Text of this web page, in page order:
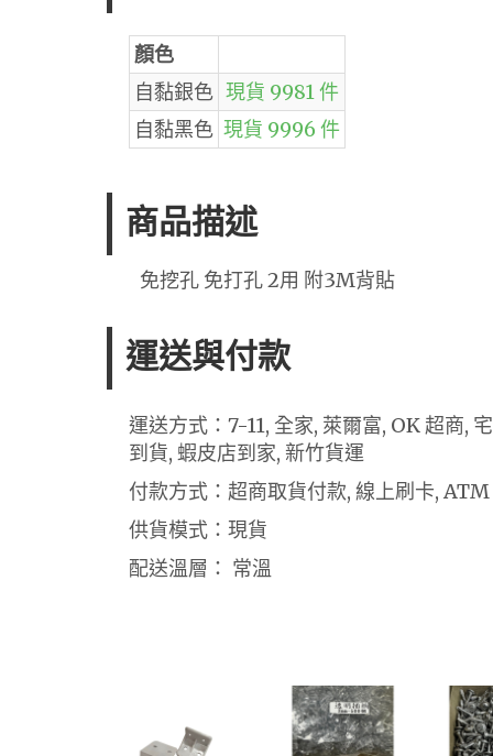
顏色
自黏銀色 現貨 9981 件
自黏黑色 現貨 9996 件
商品描述
免挖孔 免打孔 2用 附3M背貼
運送與付款
運送方式：7-11, 全家, 萊爾富, OK 超商,
到貨, 蝦皮店到家, 新竹貨運
付款方式：超商取貨付款, 線上刷卡,
供貨模式：現貨
配送溫層： 常溫